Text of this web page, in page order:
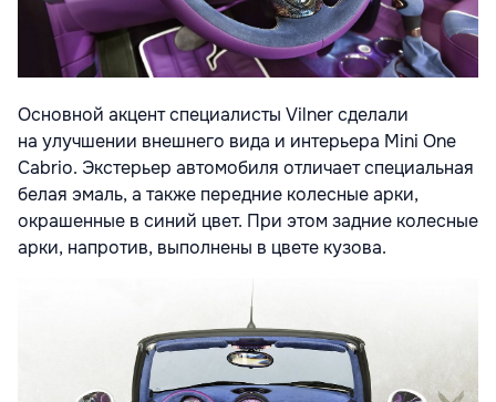
Основной акцент специалисты Vilner сделали
на улучшении внешнего вида и интерьера Mini One
Cabrio. Экстерьер автомобиля отличает специальная
белая эмаль, а также передние колесные арки,
окрашенные в синий цвет. При этом задние колесные
арки, напротив, выполнены в цвете кузова.